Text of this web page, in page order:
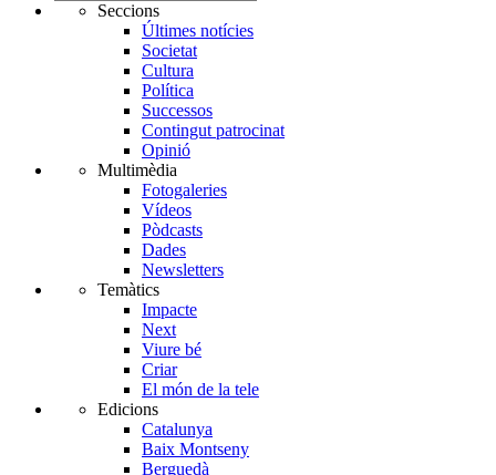
Seccions
Últimes notícies
Societat
Cultura
Política
Successos
Contingut patrocinat
Opinió
Multimèdia
Fotogaleries
Vídeos
Pòdcasts
Dades
Newsletters
Temàtics
Impacte
Next
Viure bé
Criar
El món de la tele
Edicions
Catalunya
Baix Montseny
Berguedà